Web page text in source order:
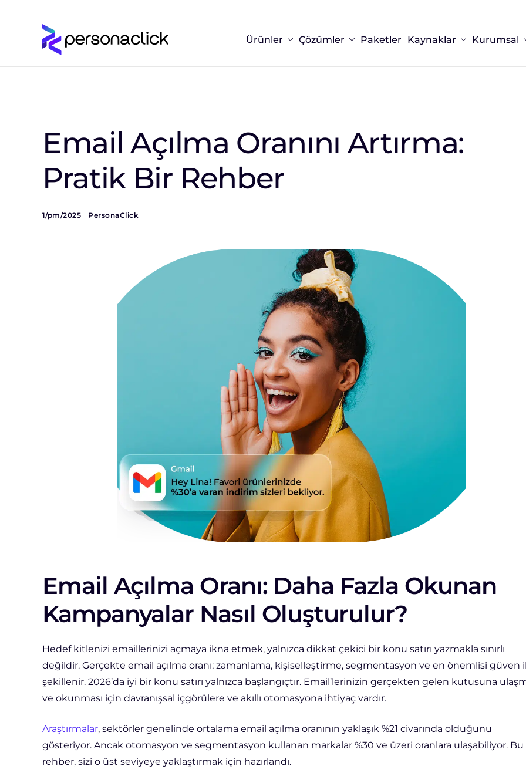
Ürünler Çözümler Paketler Kaynaklar Kurumsal
Email Açılma Oranını Artırma:
Pratik Bir Rehber
1/pm/2025 PersonaClick
Email Açılma Oranı: Daha Fazla Okunan
Kampanyalar Nasıl Oluşturulur?
Hedef kitlenizi emaillerinizi açmaya ikna etmek, yalnızca dikkat çekici bir konu satırı yazmakla sınırlı
değildir. Gerçekte email açılma oranı; zamanlama, kişiselleştirme, segmentasyon ve en önemlisi güven
şekillenir. 2026’da iyi bir konu satırı yalnızca başlangıçtır. Email’lerinizin gerçekten gelen kutusuna
ve okunması için davranışsal içgörülere ve akıllı otomasyona ihtiyaç vardır.
Araştırmalar, sektörler genelinde ortalama email açılma oranının yaklaşık %21 civarında olduğunu
gösteriyor. Ancak otomasyon ve segmentasyon kullanan markalar %30 ve üzeri oranlara ulaşabiliyor. Bu
rehber, sizi o üst seviyeye yaklaştırmak için hazırlandı.